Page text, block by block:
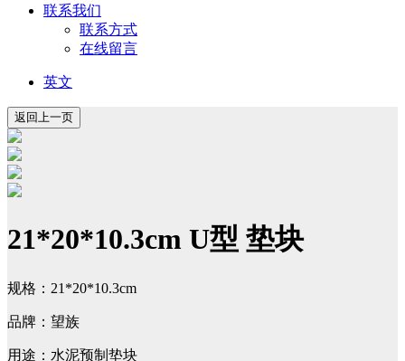
联系我们
联系方式
在线留言
英文
21*20*10.3cm U型 垫块
规格：21*20*10.3cm
品牌：望族
用途：水泥预制垫块